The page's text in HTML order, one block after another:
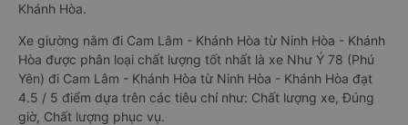
Khánh Hòa.
Xe giường nằm đi Cam Lâm - Khánh Hòa từ Ninh Hòa - Khánh
Hòa được phân loại chất lượng tốt nhất là xe Như Ý 78 (Phú
Yên) đi Cam Lâm - Khánh Hòa từ Ninh Hòa - Khánh Hòa đạt
4.5 / 5 điểm dựa trên các tiêu chí như: Chất lượng xe, Đúng
giờ, Chất lượng phục vụ.